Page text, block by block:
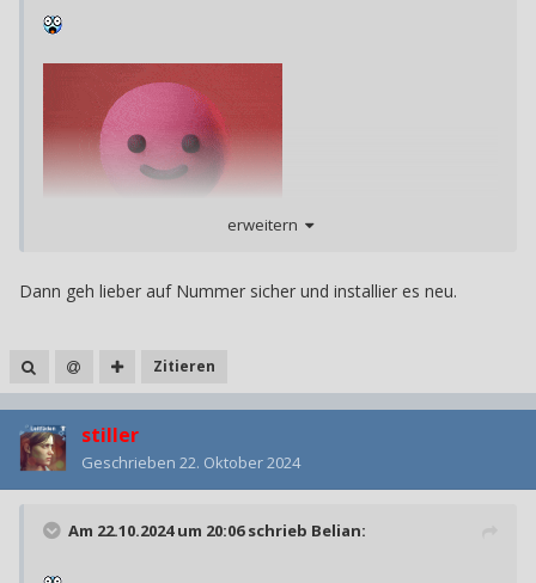
Strich durch die Rechnung macht
erweitern
Dann geh lieber auf Nummer sicher und installier es neu.
Zitieren
stiller
Geschrieben 22. Oktober 2024
Am 22.10.2024 um 20:06 schrieb Belian: